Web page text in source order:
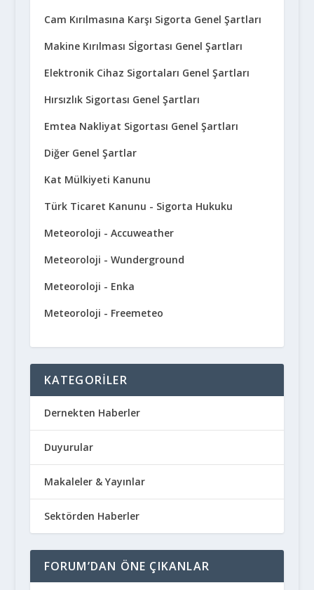
Cam Kırılmasına Karşı Sigorta Genel Şartları
Makine Kırılması Sİgortası Genel Şartları
Elektronik Cihaz Sigortaları Genel Şartları
Hırsızlık Sigortası Genel Şartları
Emtea Nakliyat Sigortası Genel Şartları
Diğer Genel Şartlar
Kat Mülkiyeti Kanunu
Türk Ticaret Kanunu - Sigorta Hukuku
Meteoroloji - Accuweather
Meteoroloji - Wunderground
Meteoroloji - Enka
Meteoroloji - Freemeteo
KATEGORILER
Dernekten Haberler
Duyurular
Makaleler & Yayınlar
Sektörden Haberler
FORUM’DAN ÖNE ÇIKANLAR